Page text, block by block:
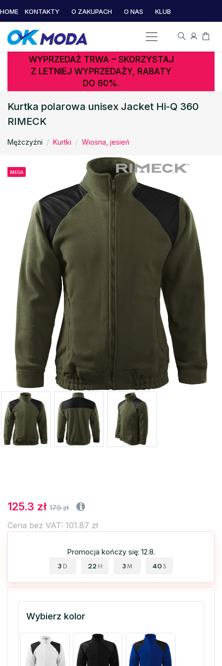
HOME KONTAKTY O ZAKUPACH O NAS KLUB
WYPRZEDAŻ TRWA – SKORZYSTAJ
Z LETNIEJ WYPRZEDAŻY, RABATY
DO 60%.
Kurtka polarowa unisex Jacket Hi-Q 360
RIMECK
Mężczyźni Kurtki Wiosna, jesień
MEGA
125.3 zł 179 zł
Cena bez VAT: 101.87 zł
Promocja kończy się: 12.8.
3 D 22 H 3 M 40 S
Wybierz kolor